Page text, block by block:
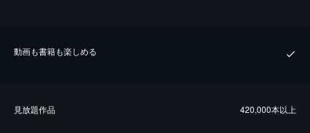
動画も書籍も楽しめる
⾒放題作品 420,000本以上